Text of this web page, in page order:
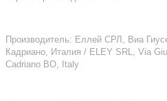
Производитель: Еллей СРЛ, Виа
Кадриано, Италия / ELEY SRL, Via
Cadriano BO, Italy